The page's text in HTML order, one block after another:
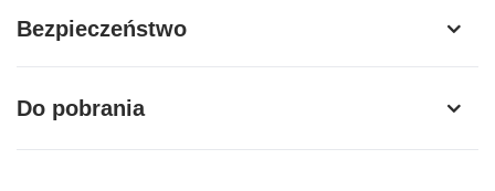
Model DVK6
Dreame H40
Bezpieczeństwo
Do pobrania